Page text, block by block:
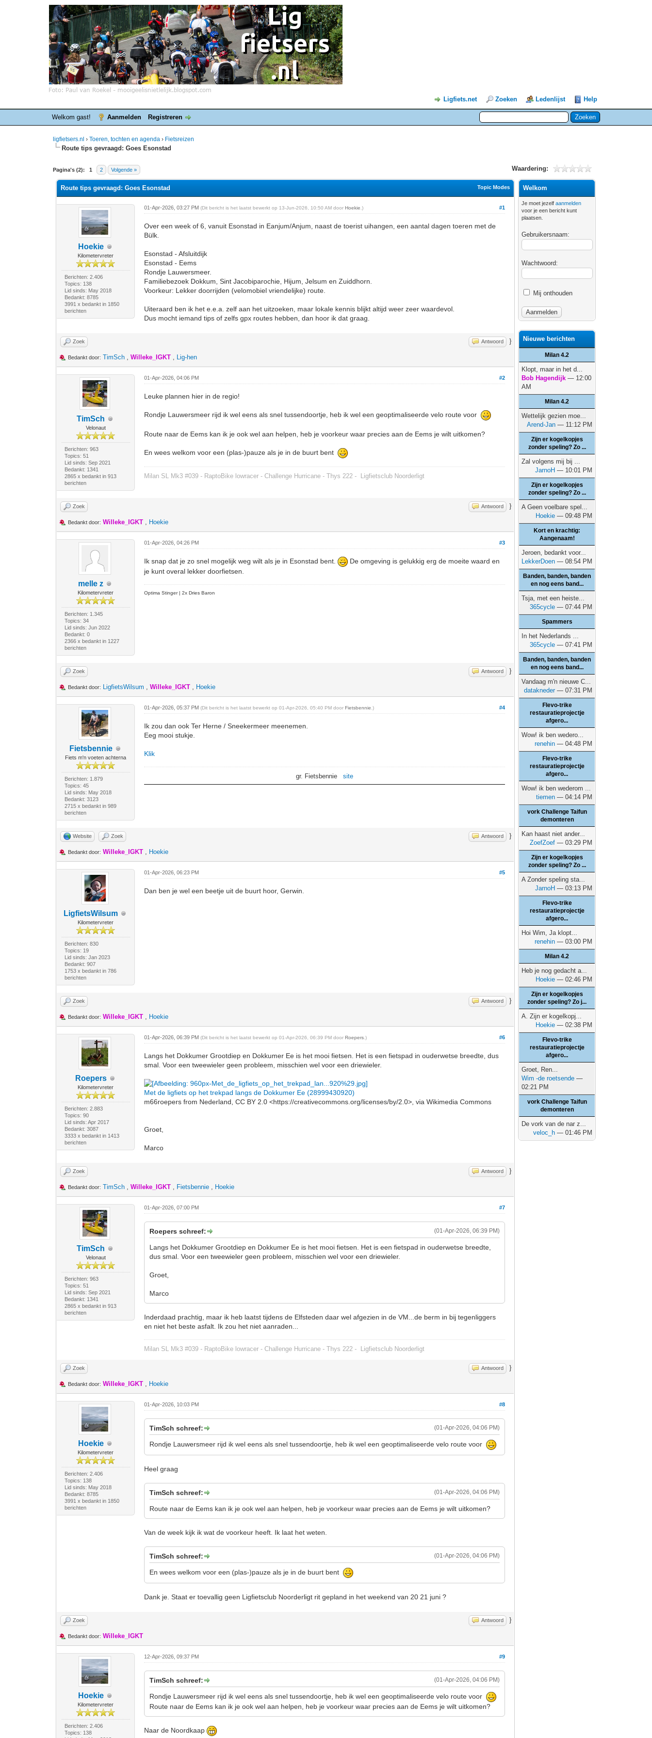
Ligfiets.net Zoeken Ledenlijst Help
Welkom gast! Aanmelden Registreren
ligfietsers.nl ›Toeren, tochten en agenda › Fietsreizen
Route tips gevraagd: Goes Esonstad
Pagina's (2): 1 2 Volgende » Waardering:
0 stemmen - gemiddelde waardering is 0
1
2
3
4
5
Topic Modes
Route tips gevraagd: Goes Esonstad
Hoekie
Kilometervreter
Berichten: 2.406
Topics: 138
Lid sinds: May 2018
Bedankt: 8785
3991 x bedankt in 1850
berichten
#1
01-Apr-2026, 03:27 PM(Dit bericht is het laatst bewerkt op 13-Jun-2026, 10:50 AM doorHoekie .)
Over een week of 6, vanuit Esonstad in Eanjum/Anjum, naast de toerist uihangen, een aantal dagen toeren met de
Bülk.
Esonstad - Afsluitdijk
Esonstad - Eems
Rondje Lauwersmeer.
Familiebezoek Dokkum, Sint Jacobiparochie, Hijum, Jelsum en Zuiddhorn.
Voorkeur: Lekker doorrijden (velomobiel vriendelijke) route.
Uiteraard ben ik het e.e.a. zelf aan het uitzoeken, maar lokale kennis blijkt altijd weer zeer waardevol.
Dus mocht iemand tips of zelfs gpx routes hebben, dan hoor ik dat graag.
Zoek Antwoord }
Bedankt door: TimSch ,Willeke_IGKT , Lig-hen
TimSch
Velonaut
Berichten: 963
Topics: 51
Lid sinds: Sep 2021
Bedankt: 1341
2865 x bedankt in 913
berichten
#2
01-Apr-2026, 04:06 PM
Leuke plannen hier in de regio!
Rondje Lauwersmeer rijd ik wel eens als snel tussendoortje, heb ik wel een geoptimaliseerde velo route voor
Route naar de Eems kan ik je ook wel aan helpen, heb je voorkeur waar precies aan de Eems je wilt uitkomen?
En wees welkom voor een (plas-)pauze als je in de buurt bent
Milan SL Mk3 #039 - RaptoBike lowracer - Challenge Hurricane - Thys 222 - Ligfietsclub Noorderligt
Zoek Antwoord }
Bedankt door: Willeke_IGKT , Hoekie
melle z
Kilometervreter
Berichten: 1.345
Topics: 34
Lid sinds: Jun 2022
Bedankt: 0
2366 x bedankt in 1227
berichten
#3
01-Apr-2026, 04:26 PM
Ik snap dat je zo snel mogelijk weg wilt als je in Esonstad bent.
De omgeving is gelukkig erg de moeite waard en
je kunt overal lekker doorfietsen.
Optima Stinger |2x Dries Baron
Zoek Antwoord }
Bedankt door: LigfietsWilsum ,Willeke_IGKT , Hoekie
Fietsbennie
Fiets m'n voeten achterna
Berichten: 1.879
Topics: 45
Lid sinds: May 2018
Bedankt: 3123
2715 x bedankt in 989
berichten
#4
01-Apr-2026, 05:37 PM(Dit bericht is het laatst bewerkt op 01-Apr-2026, 05:40 PM doorFietsbennie .)
Ik zou dan ook Ter Herne / Sneekermeer meenemen.
Eeg mooi stukje.
Klik
gr. Fietsbenniesite
Website Zoek Antwoord }
Bedankt door: Willeke_IGKT , Hoekie
LigfietsWilsum
Kilometervreter
Berichten: 830
Topics: 19
Lid sinds: Jan 2023
Bedankt: 907
1753 x bedankt in 786
berichten
#5
01-Apr-2026, 06:23 PM
Dan ben je wel een beetje uit de buurt hoor, Gerwin.
Zoek Antwoord }
Bedankt door: Willeke_IGKT , Hoekie
Roepers
Kilometervreter
Berichten: 2.883
Topics: 90
Lid sinds: Apr 2017
Bedankt: 3087
3333 x bedankt in 1413
berichten
#6
01-Apr-2026, 06:39 PM(Dit bericht is het laatst bewerkt op 01-Apr-2026, 06:39 PM doorRoepers .)
Langs het Dokkumer Grootdiep en Dokkumer Ee is het mooi fietsen. Het is een fietspad in ouderwetse breedte, dus
smal. Voor een tweewieler geen probleem, misschien wel voor een driewieler.
Met de ligfiets op het trekpad langs de Dokkumer Ee (28999430920)
m66roepers from Nederland, CC BY 2.0 <https://creativecommons.org/licenses/by/2.0>, via Wikimedia Commons
Groet,
Marco
Zoek Antwoord }
Bedankt door: TimSch ,Willeke_IGKT , Fietsbennie , Hoekie
TimSch
Velonaut
Berichten: 963
Topics: 51
Lid sinds: Sep 2021
Bedankt: 1341
2865 x bedankt in 913
berichten
#7
01-Apr-2026, 07:00 PM
(01-Apr-2026, 06:39 PM)
Roepers schreef:
Langs het Dokkumer Grootdiep en Dokkumer Ee is het mooi fietsen. Het is een fietspad in ouderwetse breedte,
dus smal. Voor een tweewieler geen probleem, misschien wel voor een driewieler.
Groet,
Marco
Inderdaad prachtig, maar ik heb laatst tijdens de Elfsteden daar wel afgezien in de VM...de berm in bij tegenliggers
en niet het beste asfalt. Ik zou het niet aanraden...
Milan SL Mk3 #039 - RaptoBike lowracer - Challenge Hurricane - Thys 222 - Ligfietsclub Noorderligt
Zoek Antwoord }
Bedankt door: Willeke_IGKT , Hoekie
Hoekie
Kilometervreter
Berichten: 2.406
Topics: 138
Lid sinds: May 2018
Bedankt: 8785
3991 x bedankt in 1850
berichten
#8
01-Apr-2026, 10:03 PM
(01-Apr-2026, 04:06 PM)
TimSch schreef:
Rondje Lauwersmeer rijd ik wel eens als snel tussendoortje, heb ik wel een geoptimaliseerde velo route voor
Heel graag
(01-Apr-2026, 04:06 PM)
TimSch schreef:
Route naar de Eems kan ik je ook wel aan helpen, heb je voorkeur waar precies aan de Eems je wilt uitkomen?
Van de week kijk ik wat de voorkeur heeft. Ik laat het weten.
(01-Apr-2026, 04:06 PM)
TimSch schreef:
En wees welkom voor een (plas-)pauze als je in de buurt bent
Dank je. Staat er toevallig geen Ligfietsclub Noorderligt rit gepland in het weekend van 20 21 juni ?
Zoek Antwoord }
Bedankt door: Willeke_IGKT
Hoekie
Kilometervreter
Berichten: 2.406
Topics: 138
#9
12-Apr-2026, 09:37 PM
(01-Apr-2026, 04:06 PM)
TimSch schreef:
Rondje Lauwersmeer rijd ik wel eens als snel tussendoortje, heb ik wel een geoptimaliseerde velo route voor
Route naar de Eems kan ik je ook wel aan helpen, heb je voorkeur waar precies aan de Eems je wilt uitkomen?
Naar de Noordkaap
Welkom
Je moet jezelfaanmelden
voor je een bericht kunt
plaatsen.
Gebruikersnaam:
Wachtwoord:
Mij onthouden
Nieuwe berichten
Milan 4.2
Klopt, maar in het d...
Bob Hagendijk — 12:00
AM
Milan 4.2
Wettelijk gezien moe...
Arend-Jan — 11:12 PM
Zijn er kogelkopjes
zonder speling? Zo ...
Zal volgens mij bij ...
JarnoH — 10:01 PM
Zijn er kogelkopjes
zonder speling? Zo ...
A Geen voelbare spel...
Hoekie — 09:48 PM
Kort en krachtig:
Aangenaam!
Jeroen, bedankt voor...
LekkerDoen — 08:54 PM
Banden, banden, banden
en nog eens band...
Tsja, met een heiste...
365cycle — 07:44 PM
Spammers
In het Nederlands ...
365cycle — 07:41 PM
Banden, banden, banden
en nog eens band...
Vandaag m'n nieuwe C...
datakneder— 07:31 PM
Flevo-trike
restauratieprojectje
afgero...
Wow! ik ben wedero...
renehin — 04:48 PM
Flevo-trike
restauratieprojectje
afgero...
Wow! ik ben wederom ...
tiemen — 04:14 PM
vork Challenge Taifun
demonteren
Kan haast niet ander...
ZoefZoef — 03:29 PM
Zijn er kogelkopjes
zonder speling? Zo ...
A Zonder speling sta...
JarnoH — 03:13 PM
Flevo-trike
restauratieprojectje
afgero...
Hoi Wim, Ja klopt...
renehin — 03:00 PM
Milan 4.2
Heb je nog gedacht a...
Hoekie — 02:46 PM
Zijn er kogelkopjes
zonder speling? Zo j...
A. Zijn er kogelkopj...
Hoekie — 02:38 PM
Flevo-trike
restauratieprojectje
afgero...
Groet, Ren...
Wim -de roetsende —
02:21 PM
vork Challenge Taifun
demonteren
De vork van de nar z...
veloc_h — 01:46 PM